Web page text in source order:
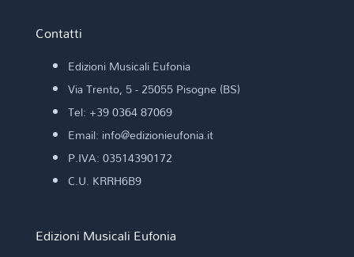
Contatti
Edizioni Musicali Eufonia
Via Trento, 5 - 25055 Pisogne (BS)
Tel: +39 0364 87069
Email: info@edizionieufonia.it
P.IVA: 03514390172
C.U. KRRH6B9
Edizioni Musicali Eufonia